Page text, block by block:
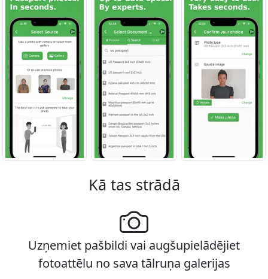
Kā tas strādā
Uzņemiet pašbildi vai augšupielādējiet
fotoattēlu no sava tālruņa galerijas